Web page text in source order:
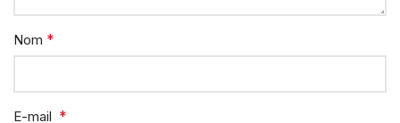
Nom *
E-mail *